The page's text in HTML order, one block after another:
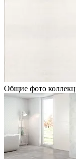
Общие фото